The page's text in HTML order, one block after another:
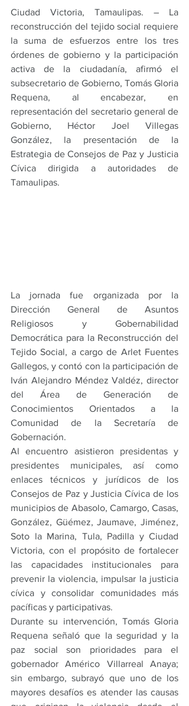
Ciudad Victoria, Tamaulipas. – La
reconstrucción del tejido social requiere
la suma de esfuerzos entre los tres
órdenes de gobierno y la participación
activa de la ciudadanía, afirmó el
subsecretario de Gobierno, Tomás Gloria
Requena, al encabezar, en
representación del secretario general de
Gobierno, Héctor Joel Villegas
González, la presentación de la
Estrategia de Consejos de Paz y Justicia
Cívica dirigida a autoridades de
Tamaulipas.
La jornada fue organizada por la
Dirección General de Asuntos
Religiosos y Gobernabilidad
Democrática para la Reconstrucción del
Tejido Social, a cargo de Arlet Fuentes
Gallegos, y contó con la participación de
Iván Alejandro Méndez Valdéz, director
del Área de Generación de
Conocimientos Orientados a la
Comunidad de la Secretaría de
Gobernación.
Al encuentro asistieron presidentas y
presidentes municipales, así como
enlaces técnicos y jurídicos de los
Consejos de Paz y Justicia Cívica de los
municipios de Abasolo, Camargo, Casas,
González, Güémez, Jaumave, Jiménez,
Soto la Marina, Tula, Padilla y Ciudad
Victoria, con el propósito de fortalecer
las capacidades institucionales para
prevenir la violencia, impulsar la justicia
cívica y consolidar comunidades más
pacíficas y participativas.
Durante su intervención, Tomás Gloria
Requena señaló que la seguridad y la
paz social son prioridades para el
gobernador Américo Villarreal Anaya;
sin embargo, subrayó que uno de los
mayores desafíos es atender las causas